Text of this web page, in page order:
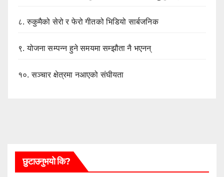
८.रुकुमैको सेरो र फेरो गीतको भिडियो सार्बजनिक
९.योजना सम्पन्न हुने समयमा सम्झौता नै भएनन्
१०.सञ्चार क्षेत्रमा नआएको संघीयता
छुटाउनुभयो कि?